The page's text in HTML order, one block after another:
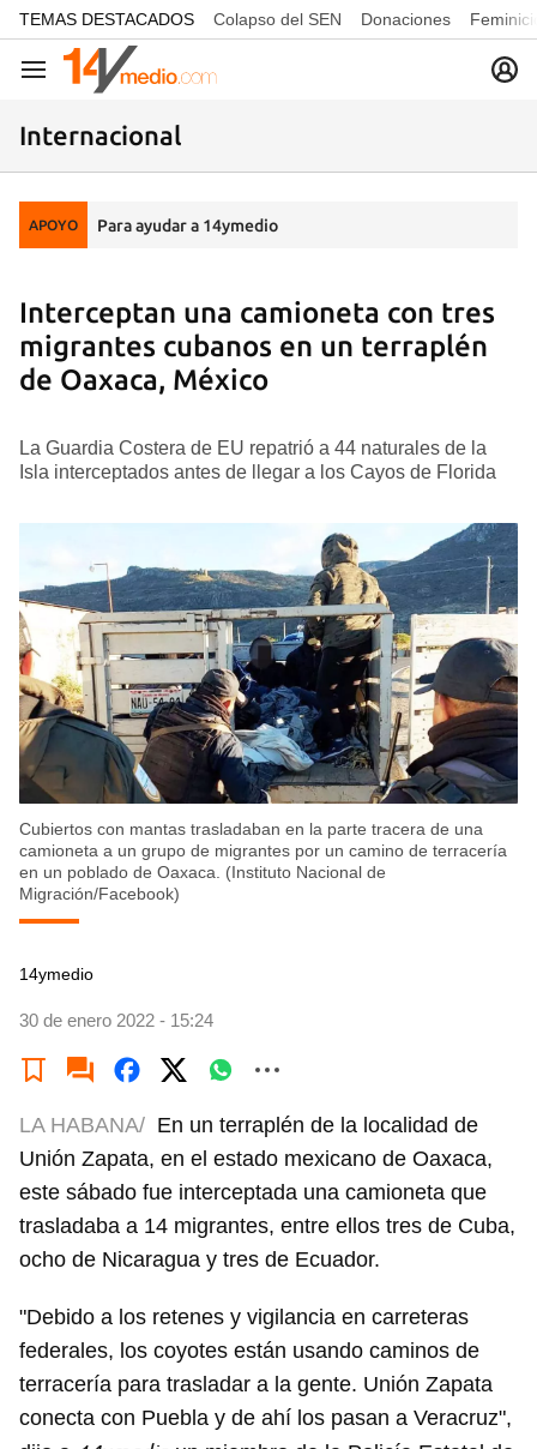
common.go-to-content
TEMAS DESTACADOS Colapso del SEN Donaciones
Navegación
Internacional
APOYO Para ayudar a 14ymedio
Interceptan una camioneta con tres
migrantes cubanos en un terraplén
de Oaxaca, México
La Guardia Costera de EU repatrió a 44 naturales de la
Isla interceptados antes de llegar a los Cayos de Florida
Cubiertos con mantas trasladaban en la parte tracera de una
camioneta a un grupo de migrantes por un camino de terracería
en un poblado de Oaxaca. (Instituto Nacional de
Migración/Facebook)
14ymedio
30 de enero 2022 - 15:24
LA HABANA/ En un terraplén de la localidad de
Unión Zapata, en el estado mexicano de Oaxaca,
este sábado fue interceptada una camioneta que
trasladaba a 14 migrantes, entre ellos tres de Cuba,
ocho de Nicaragua y tres de Ecuador.
"Debido a los retenes y vigilancia en carreteras
federales, los coyotes están usando caminos de
terracería para trasladar a la gente. Unión Zapata
conecta con Puebla y de ahí los pasan a Veracruz",